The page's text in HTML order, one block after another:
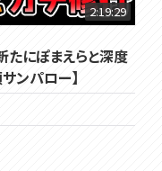
2:19:29
たにぽまえらと深度
ンパロー】